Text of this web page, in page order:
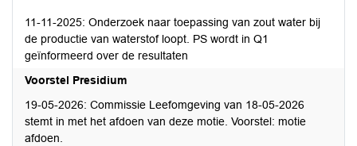
11-11-2025: Onderzoek naar toepassing van zout water bij
de productie van waterstof loopt. PS wordt in Q1
geïnformeerd over de resultaten
Voorstel Presidium
19-05-2026: Commissie Leefomgeving van 18-05-2026
stemt in met het afdoen van deze motie. Voorstel: motie
afdoen.